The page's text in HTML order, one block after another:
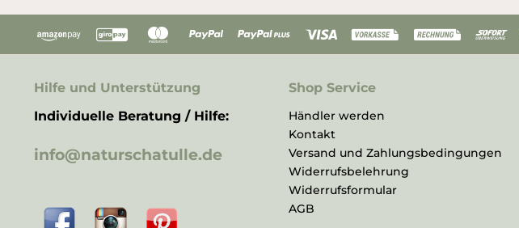
Hilfe und Unterstützung
Individuelle Beratung / Hilfe:
info@naturschatulle.de
Shop Service
Händler werden
Kontakt
Versand und Zahlungsbedingungen
Widerrufsbelehrung
Widerrufsformular
AGB